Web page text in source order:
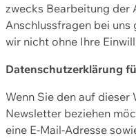
zwecks Bearbeitung der
Anschlussfragen bei uns
wir nicht ohne Ihre
Datenschutzerklärung
Wenn Sie den auf
Newsletter beziehen
eine E-Mail-Adresse